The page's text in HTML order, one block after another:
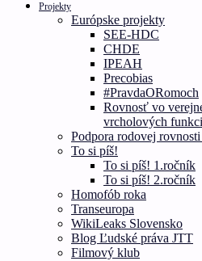
Projekty
Európske projekty
SEE-HDC
CHDE
IPEAH
Precobias
#PravdaORomoch
Rovnosť vo
vrcholových
Podpora rodovej
To si píš!
To si píš! 1.ročník
To si píš! 2.ročník
Homofób roka
Transeuropa
WikiLeaks Slovensko
Blog Ľudské práva JTT
Filmový klub